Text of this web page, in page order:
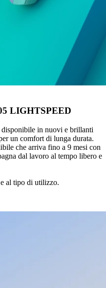
LIGHTSPEED
in nuovi e brillanti
un comfort di lunga durata.
che arriva fino a 9 mesi con
dal lavoro al tempo libero e
al tipo di utilizzo.